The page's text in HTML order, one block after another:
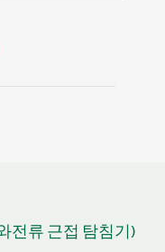
전류 근접 탐침기)